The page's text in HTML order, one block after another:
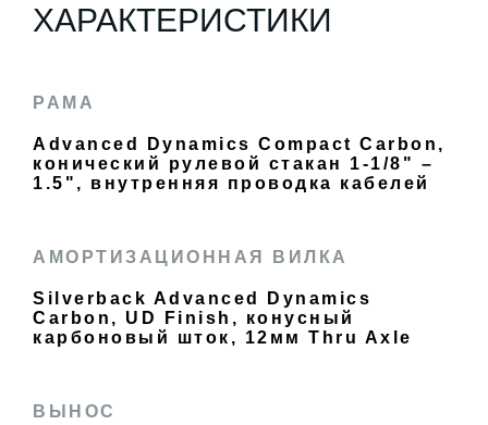
ХАРАКТЕРИСТИКИ
РАМА
Advanced Dynamics Compact Carbon,
конический рулевой стакан 1-1/8" –
1.5", внутренняя проводка кабелей
АМОРТИЗАЦИОННАЯ ВИЛКА
Silverback Advanced Dynamics
Carbon, UD Finish, конусный
карбоновый шток, 12мм Thru Axle
ВЫНОС